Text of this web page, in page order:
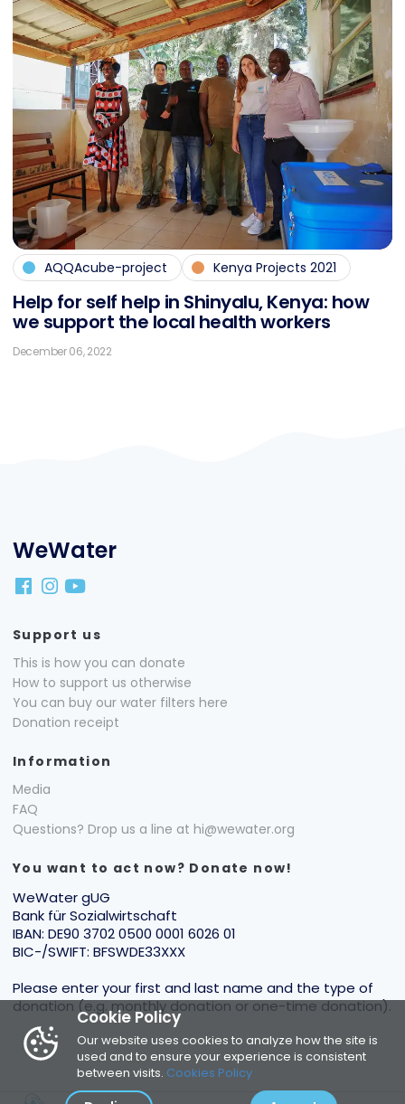
AQQAcube-project Kenya Projects 2021
Help for self help in Shin­ya­lu, Ke­nya: how
we sup­port the lo­cal health workers
December 06, 2022
Cookie Policy
Our website uses cookies to analyze how the site is
used and to ensure your experience is consistent
between visits. Cookies Policy
WeWater
Support us
This is how you can donate
How to support us otherwise
You can buy our water filters here
Donation receipt
Information
Media
FAQ
Questions? Drop us a line at hi@wewater.org
You want to act now? Donate now!
WeWater gUG
Bank für Sozialwirtschaft
IBAN: DE90 3702 0500 0001 6026 01
BIC-/SWIFT: BFSWDE33XXX
Please enter your first and last name and the type of
donation (e.g. monthly donation or one-time donation).